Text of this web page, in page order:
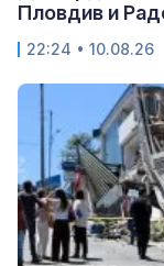
Пловдив и
22:24 • 10.08.26